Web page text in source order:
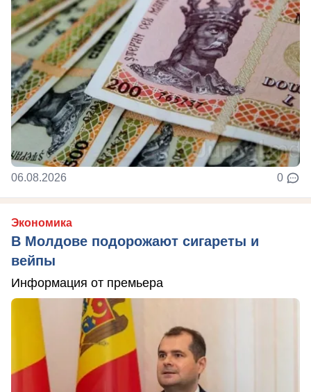
06.08.2026 0
Экономика
В Молдове подорожают сигареты и
вейпы
Информация от премьера